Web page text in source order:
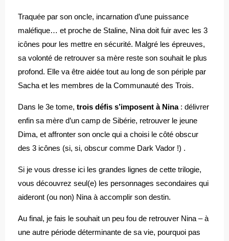
Traquée par son oncle, incarnation d’une puissance
maléfique… et proche de Staline, Nina doit fuir avec les 3
icônes pour les mettre en sécurité. Malgré les épreuves,
sa volonté de retrouver sa mère reste son souhait le plus
profond. Elle va être aidée tout au long de son périple par
Sacha et les membres de la Communauté des Trois.
Dans le 3e tome, trois défis s’imposent à Nina: délivrer
enfin sa mère d’un camp de Sibérie, retrouver le jeune
Dima, et affronter son oncle qui a choisi le côté obscur
des 3 icônes (si, si, obscur comme Dark Vador !) .
Si je vous dresse ici les grandes lignes de cette trilogie,
vous découvrez seul(e) les personnages secondaires qui
aideront (ou non) Nina à accomplir son destin.
Au final, je fais le souhait un peu fou de retrouver Nina – à
une autre période déterminante de sa vie, pourquoi pas